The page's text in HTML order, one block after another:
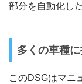
部分を自動化し
多くの車種
このDSGはマニ